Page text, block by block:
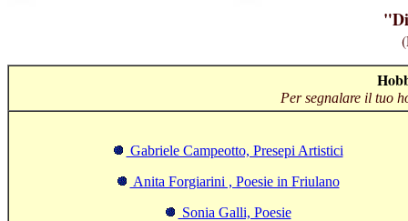
Per segnalare il tuo
Gabriele Campeotto, Presepi Artistici
Anita Forgiarini , Poesie in Friulano
Sonia Galli, Poesie